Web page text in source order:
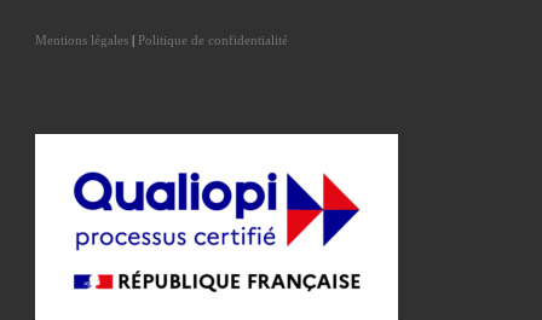
Mentions légales| Politique de confidentialité